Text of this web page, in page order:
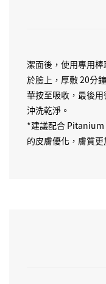
潔面後，使用專用
於臉上，厚敷 20分
華按至吸收，最後
沖洗乾淨。
*建議配合 Pitanium
的皮膚優化，膚質更